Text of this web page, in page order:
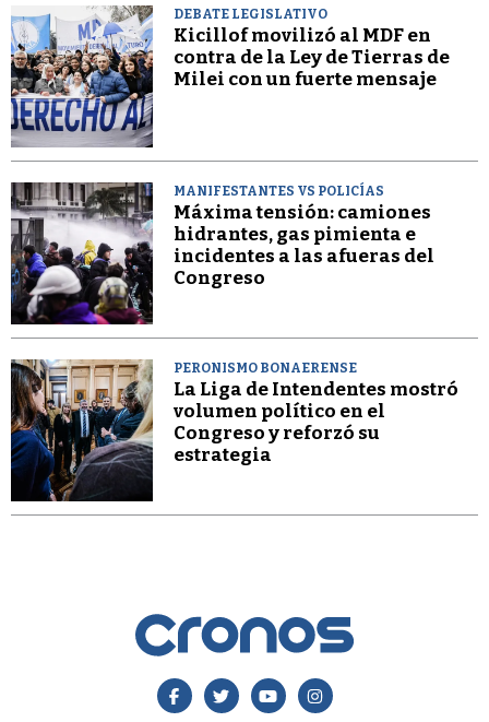
DEBATE LEGISLATIVO
Kicillof movilizó al MDF en
contra de la Ley de Tierras de
Milei con un fuerte mensaje
MANIFESTANTES VS POLICÍAS
Máxima tensión: camiones
hidrantes, gas pimienta e
incidentes a las afueras del
Congreso
PERONISMO BONAERENSE
La Liga de Intendentes mostró
volumen político en el
Congreso y reforzó su
estrategia